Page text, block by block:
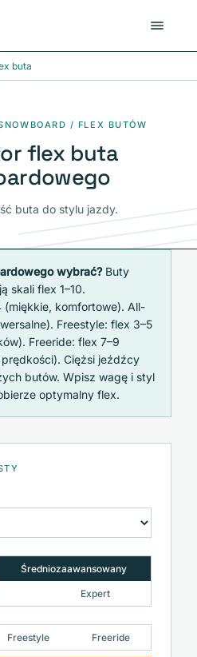
buta
/ FLEX BUTÓW
flex buta
buta do stylu jazdy.
wybrać? Buty
skali flex 1–10.
komfortowe). All-
Freestyle: flex 3–5
Freeride: flex 7–9
Ciężsi jeźdźcy
butów. Wpisz wagę i styl
optymalny flex.
Średniozaawansowany
Expert
Freestyle Freeride